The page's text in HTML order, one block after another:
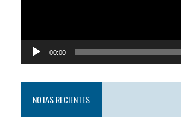
00:00
NOTAS RECIENTES